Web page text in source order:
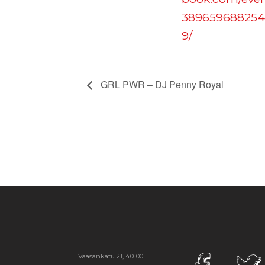
9/
GRL PWR – DJ Penny Royal
Vaasankatu 21, 40100